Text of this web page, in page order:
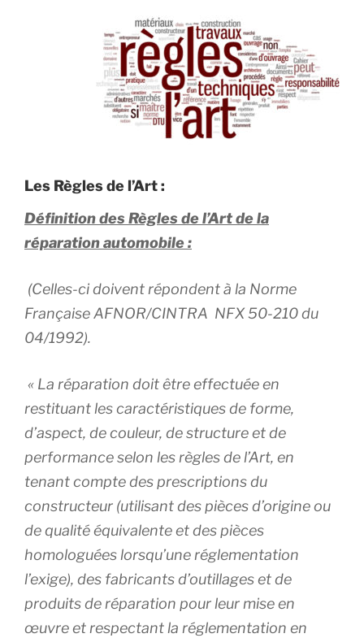
Les Règles de l’Art :
Définition des Règles de l’Art de la
réparation automobile :
(Celles-ci doivent répondent à la Norme
Française AFNOR/CINTRA NFX 50-210 du
04/1992).
« La réparation doit être effectuée en
restituant les caractéristiques de forme,
d’aspect, de couleur, de structure et de
performance selon les règles de l’Art, en
tenant compte des prescriptions du
constructeur (utilisant des pièces d’origine ou
de qualité équivalente et des pièces
homologuées lorsqu’une réglementation
l’exige), des fabricants d’outillages et de
produits de réparation pour leur mise en
œuvre et respectant la réglementation en